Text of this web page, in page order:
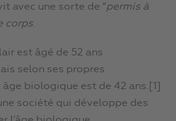
avec une sorte de “permis à
corps.
est âgé de 52 ans
selon ses propres
biologique est de 42 ans.[1]
société qui développe des